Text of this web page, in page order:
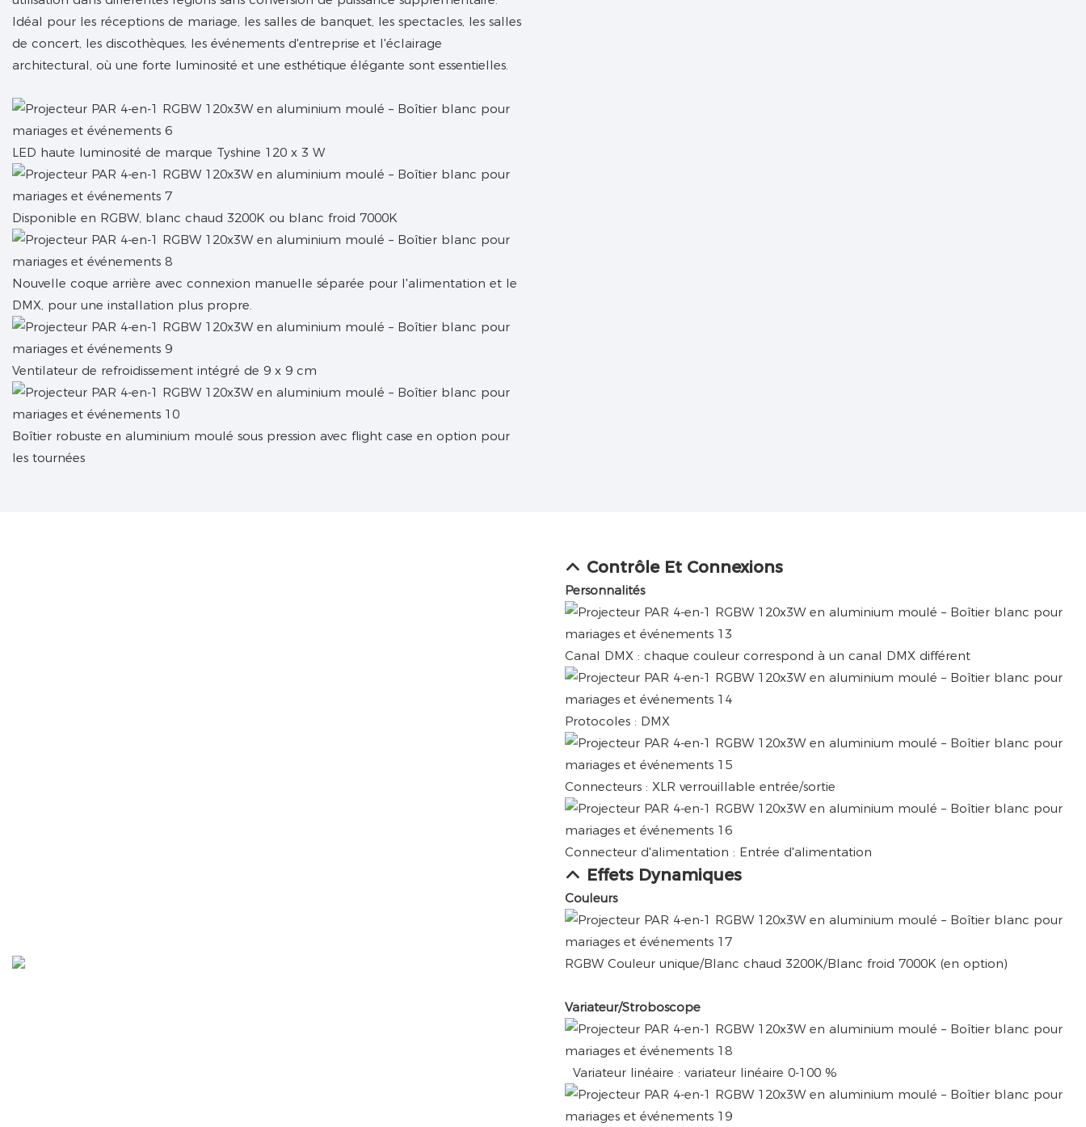
Idéal pour les réceptions de mariage, les salles de banquet, les spectacles, les salles
de concert, les discothèques, les événements d'entreprise et l'éclairage
architectural, où une forte luminosité et une esthétique élégante sont essentielles.
LED haute luminosité de marque Tyshine 120 x 3 W
Disponible en RGBW, blanc chaud 3200K ou blanc froid 7000K
Nouvelle coque arrière avec connexion manuelle séparée pour l'alimentation et le
DMX, pour une installation plus propre.
Ventilateur de refroidissement intégré de 9 x 9 cm
Boîtier robuste en aluminium moulé sous pression avec flight case en option pour
les tournées
Contrôle Et Connexions
Personnalités
Canal DMX : chaque couleur correspond à un canal DMX différent
Protocoles : DMX
Connecteurs : XLR verrouillable entrée/sortie
Connecteur d'alimentation : Entrée d'alimentation
Effets Dynamiques
Couleurs
RGBW Couleur unique/Blanc chaud 3200K/Blanc froid 7000K (en option)
Variateur/Stroboscope
Variateur linéaire : variateur linéaire 0-100 %